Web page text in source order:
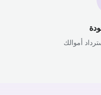
أموالك